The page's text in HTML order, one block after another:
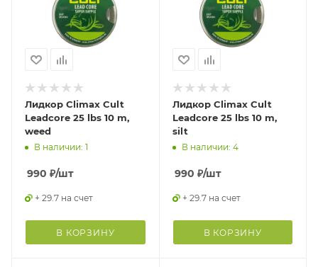
Лидкор Climax Cult
Leadcore 25 lbs 10 m,
weed
В наличии: 1
990 ₽/шт
+ 29.7 на счет
В КОРЗИНУ
Лидкор Climax Cult
Leadcore 25 lbs 10 m,
silt
В наличии: 4
990 ₽/шт
+ 29.7 на счет
В КОРЗИНУ